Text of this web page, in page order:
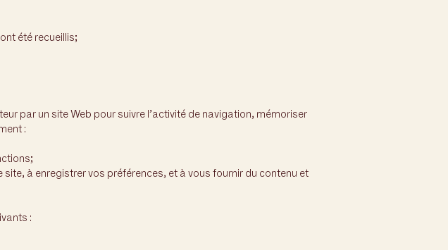
été recueillis;
par un site Web pour suivre l’activité de navigation, mémoriser
:
à enregistrer vos préférences, et à vous fournir du contenu et
: